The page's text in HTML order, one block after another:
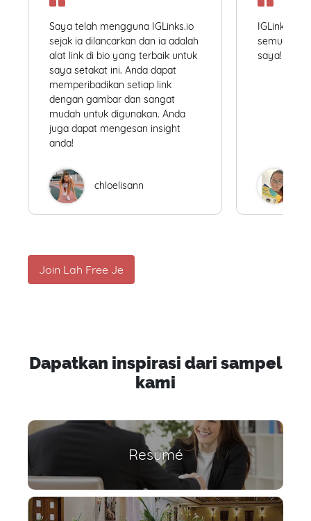
Saya telah mengguna IGLinks.io
sejak ia dilancarkan dan ia adalah
alat link di bio yang terbaik untuk
saya setakat ini. Anda dapat
memperibadikan setiap link
dengan gambar dan sangat
mudah untuk digunakan. Anda
juga dapat mengesan insight
anda!
chloelisann
IGLinks.io
semua
saya!
Join Lah Free Je
Dapatkan inspirasi dari sampel
kami
Resumé